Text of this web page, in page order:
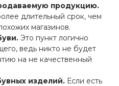
продукцию.
длительный срок, чем
магазинов.
Это пункт логично
ведь никто не будет
на не качественный
изделий. Если есть